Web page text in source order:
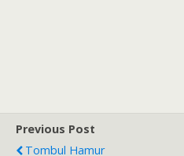
Previous Post
Tombul Hamur